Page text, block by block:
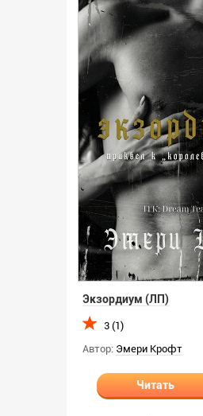
Экзордиум (ЛП)
3 (1)
Автор: Эмери Крофт
Читать